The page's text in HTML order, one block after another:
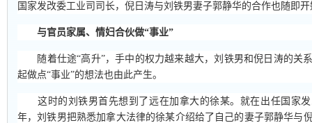
国家发改委工业司司长，倪日涛与刘铁男妻子郭静华的合作也随即开
与官员家属、情妇合伙做“事业”
随着仕途“高升”，手中的权力越来越大，刘铁男和倪日涛的关
起做点“事业”的想法也由此产生。
这时的刘铁男首先想到了远在加拿大的徐某。就在出任国家发
年，刘铁男把熟悉加拿大法律的徐某介绍给了自己的妻子郭静华与